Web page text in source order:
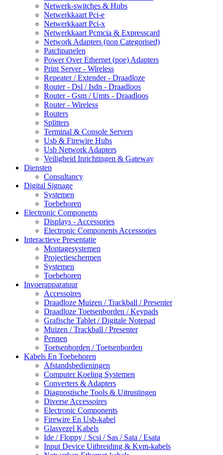
Netwerk-switches & Hubs
Netwerkkaart Pci-e
Netwerkkaart Pci-x
Netwerkkaart Pcmcia & Expresscard
Network Adapters (non Categorised)
Patchpanelen
Power Over Ethernet (poe) Adapters
Print Server - Wireless
Repeater / Extender - Draadloze
Router - Dsl / Isdn - Draadloos
Router - Gsm / Umts - Draadloos
Router - Wireless
Routers
Splitters
Terminal & Console Servers
Usb & Firewire Hubs
Usb Network Adapters
Veiligheid Inrichtingen & Gateway
Diensten
Consultancy
Digital Signage
Systemen
Toebehoren
Electronic Components
Displays - Accessories
Electronic Components Accessories
Interactieve Presentatie
Montagesystemen
Projectieschermen
Systemen
Toebehoren
Invoerapparatuur
Accessoires
Draadloze Muizen / Trackball / Presenter
Draadloze Toetsenborden / Keypads
Grafische Tablet / Digitale Notepad
Muizen / Trackball / Presenter
Pennen
Toetsenborden / Toetsenborden
Kabels En Toebehoren
Afstandsbedieningen
Computer Koeling Systemen
Converters & Adapters
Diagnostische Tools & Uitrustingen
Diverse Accessoires
Electronic Components
Firewire En Usb-kabel
Glasvezel Kabels
Ide / Floppy / Scsi / Sas / Sata / Esata
Input Device Uitbreiding & Kvm-kabels